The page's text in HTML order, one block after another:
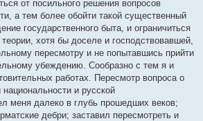
от посильного решения вопросов
а тем более обойти такой существенный
государственного быта, и ограничиться
хотя бы доселе и господствовавшей,
пересмотру и не попытавшись прийти
убеждению. Сообразно с тем я и
работах. Пересмотр вопроса о
и русской
меня далеко в глубь прошедших веков;
дебри; заставил пересмотреть и